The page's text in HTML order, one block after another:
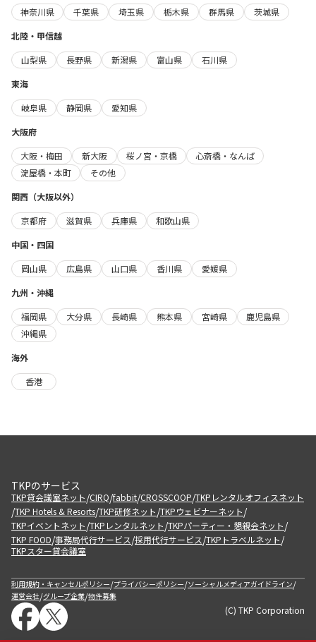
神奈川県
千葉県 埼玉県 栃木県 群馬県
茨城県
北陸・甲信越
山梨県
長野県 新潟県 富山県
石川県
東海
岐阜県
静岡県
愛知県
大阪府
大阪・梅田
新大阪 桜ノ宮・京橋
心斎橋・なんば
淀屋橋・本町
その他
関西（大阪以外）
京都府
滋賀県 兵庫県
和歌山県
中国・四国
岡山県
広島県 山口県 香川県
愛媛県
九州・沖縄
福岡県
大分県 長崎県 熊本県 宮崎県
鹿児島県
沖縄県
海外
香港
TKPのサービス
TKP貸会議室ネット/CIRQ/fabbit/CROSSCOOP/TKPレンタルオフィスネット
/TKP Hotels & Resorts/TKP研修ネット/TKPウェビナーネット/
TKPイベントネット/TKPレンタルネット/TKPパーティー・懇親会ネット/
TKP FOOD/事務局代行サービス/採用代行サービス/TKPトラベルネット/
TKPスター貸会議室
利用規約・キャンセルポリシー/プライバシーポリシー/ソーシャルメディアガイドライン/
運営会社/グループ企業/物件募集
(C) TKP Corporation